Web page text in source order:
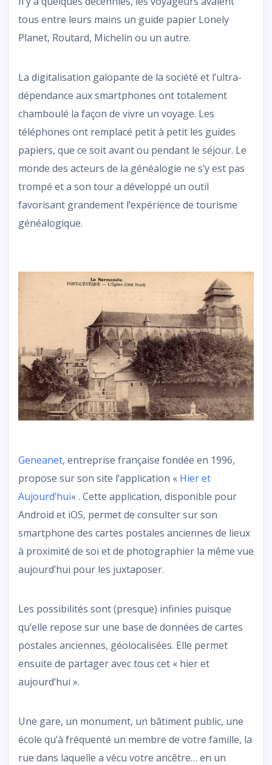
tous entre leurs mains un guide papier Lonely
Planet, Routard, Michelin ou un autre.
La digitalisation galopante de la société et l’ultra-
dépendance aux smartphones ont totalement
chamboulé la façon de vivre un voyage. Les
téléphones ont remplacé petit à petit les guides
papiers, que ce soit avant ou pendant le séjour. Le
monde des acteurs de la généalogie ne s’y est pas
trompé et a son tour a développé un outil
favorisant grandement l’expérience de tourisme
généalogique.
Geneanet, entreprise française fondée en 1996,
propose sur son site l’application « Hier et
Aujourd’hui« . Cette application, disponible pour
Android et iOS, permet de consulter sur son
smartphone des cartes postales anciennes de lieux
à proximité de soi et de photographier la même vue
aujourd’hui pour les juxtaposer.
Les possibilités sont (presque) infinies puisque
qu’elle repose sur une base de données de cartes
postales anciennes, géolocalisées. Elle permet
ensuite de partager avec tous cet « hier et
aujourd’hui ».
Une gare, un monument, un bâtiment public, une
école qu’à fréquenté un membre de votre famille, la
rue dans laquelle a vécu votre ancêtre… en un